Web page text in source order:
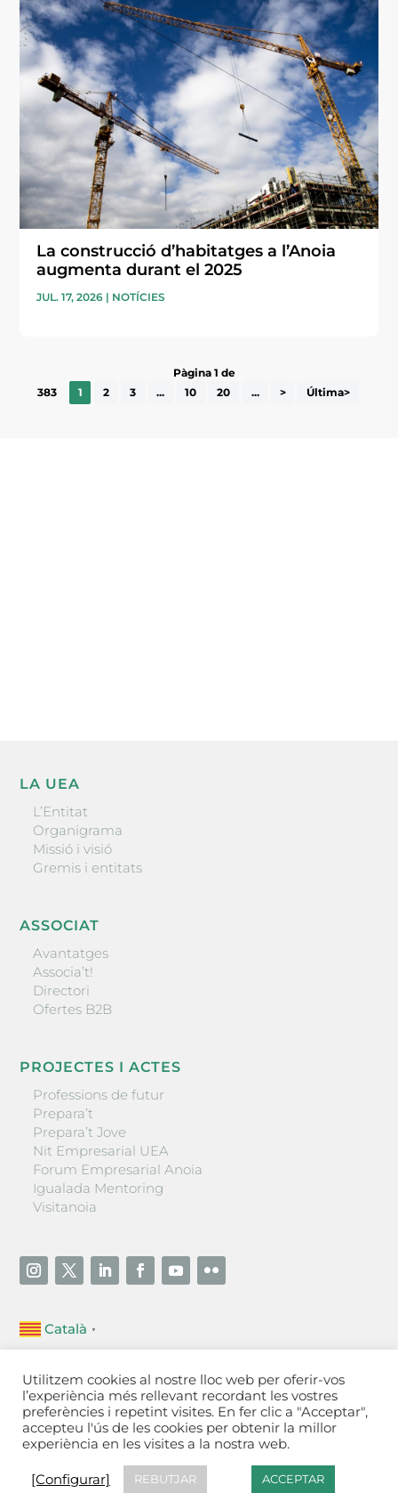
La construcció d’habitatges a l’Anoia
augmenta durant el 2025
JUL. 17, 2026 | NOTÍCIES
Pàgina 1 de
383
1 2 3 ... 10 20 ... > Última>
LA UEA
L’Entitat
Organigrama
Missió i visió
Gremis i entitats
ASSOCIAT
Avantatges
Associa’t!
Directori
Ofertes B2B
PROJECTES I ACTES
Professions de futur
Prepara’t
Prepara’t Jove
Nit Empresarial UEA
Forum Empresarial Anoia
Igualada Mentoring
Visitanoia
Català ▼
Unió Empresarial de l’Anoia (UEA)
Ctra. de Manresa, 131, 08700 – Igualada (Barcelona)
Tel 93 805 22 92
Contactar
de cookies [Configurar]
Utilitzem cookies al nostre lloc web per oferir-vos
l’experiència més rellevant recordant les vostres
preferències i repetint visites. En fer clic a "Acceptar",
accepteu l'ús de les cookies per obtenir la millor
experiència en les visites a la nostra web.
[Configurar] REBUTJAR ACCEPTAR